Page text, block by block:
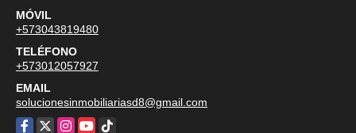
MÓVIL
+573043819480
TELÉFONO
+573012057927
EMAIL
solucionesinmobiliariasd8@gmail.com
Facebook
X Instagram
YouTube
TikTok